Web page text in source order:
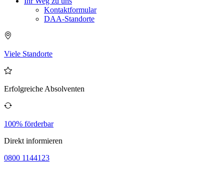
Kontaktformular
DAA-Standorte
Viele Standorte
Erfolgreiche Absolventen
100% förderbar
Direkt informieren
0800 1144123